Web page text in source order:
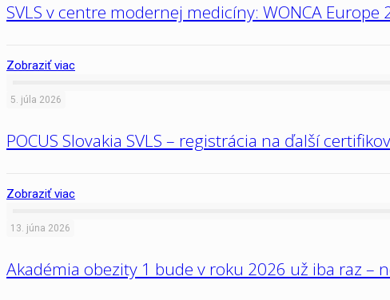
SVLS v centre modernej medicíny: WONCA Europe
Zobraziť viac
5. júla 2026
POCUS Slovakia SVLS – registrácia na ďalší
Zobraziť viac
13. júna 2026
Akadémia obezity 1 bude v roku 2026 už iba raz –